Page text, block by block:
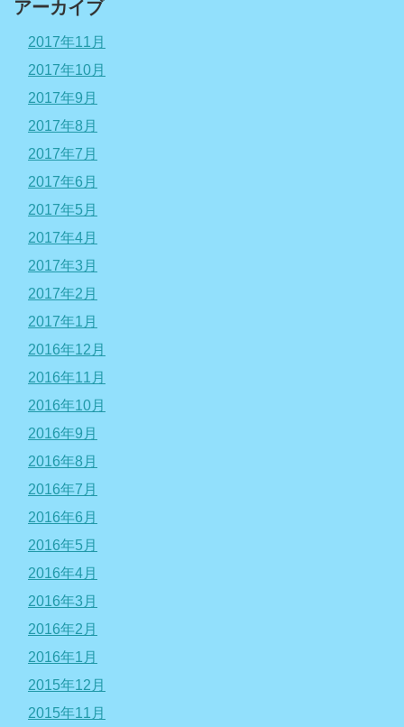
アーカイブ
2017年11月
2017年10月
2017年9月
2017年8月
2017年7月
2017年6月
2017年5月
2017年4月
2017年3月
2017年2月
2017年1月
2016年12月
2016年11月
2016年10月
2016年9月
2016年8月
2016年7月
2016年6月
2016年5月
2016年4月
2016年3月
2016年2月
2016年1月
2015年12月
2015年11月